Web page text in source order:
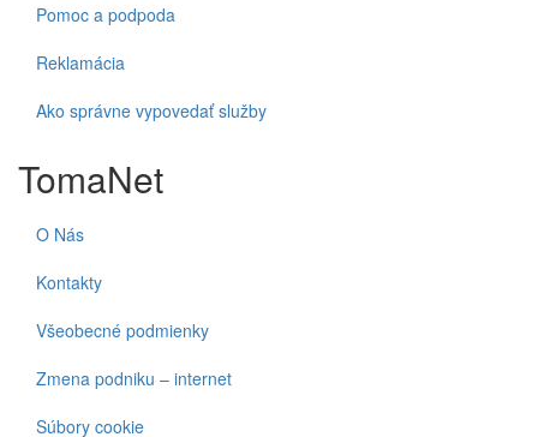
Pomoc a podpoda
Reklamácia
Ako správne vypovedať služby
TomaNet
O Nás
Kontakty
Všeobecné podmienky
Zmena podniku – internet
Súbory cookie